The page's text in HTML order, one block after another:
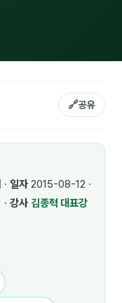
5
🔗공유
일자 2015-08-12 ·
강사 김종혁 대표강